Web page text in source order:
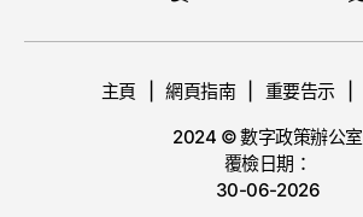
主頁 網頁指南 重要告示
2024 © 數字政策辦公室
覆檢日期：
30-06-2026